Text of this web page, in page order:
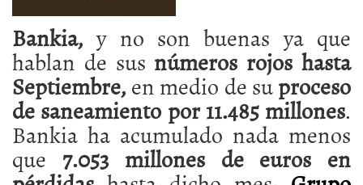
Bankia, y no son buenas ya que
hablan de sus números rojos hasta
Septiembre,en medio de suproceso
de saneamiento por 11.485 millones.
Bankia ha acumulado nada menos
que 7.053 millones de euros en